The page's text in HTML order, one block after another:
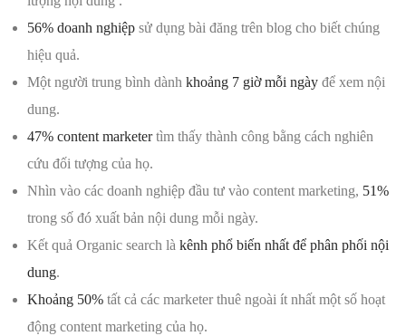
56% doanh nghiệp sử dụng bài đăng trên blog cho biết chúng
hiệu quả.
Một người trung bình dành khoảng 7 giờ mỗi ngày để xem nội
dung.
47% content marketertìm thấy thành công bằng cách nghiên
cứu đối tượng của họ.
Nhìn vào các doanh nghiệp đầu tư vào content marketing, 51%
trong số đó xuất bản nội dung mỗi ngày.
Kết quả Organic search là kênh phổ biến nhất để phân phối nội
dung.
Khoảng 50% tất cả các marketer thuê ngoài ít nhất một số hoạt
động content marketing của họ.